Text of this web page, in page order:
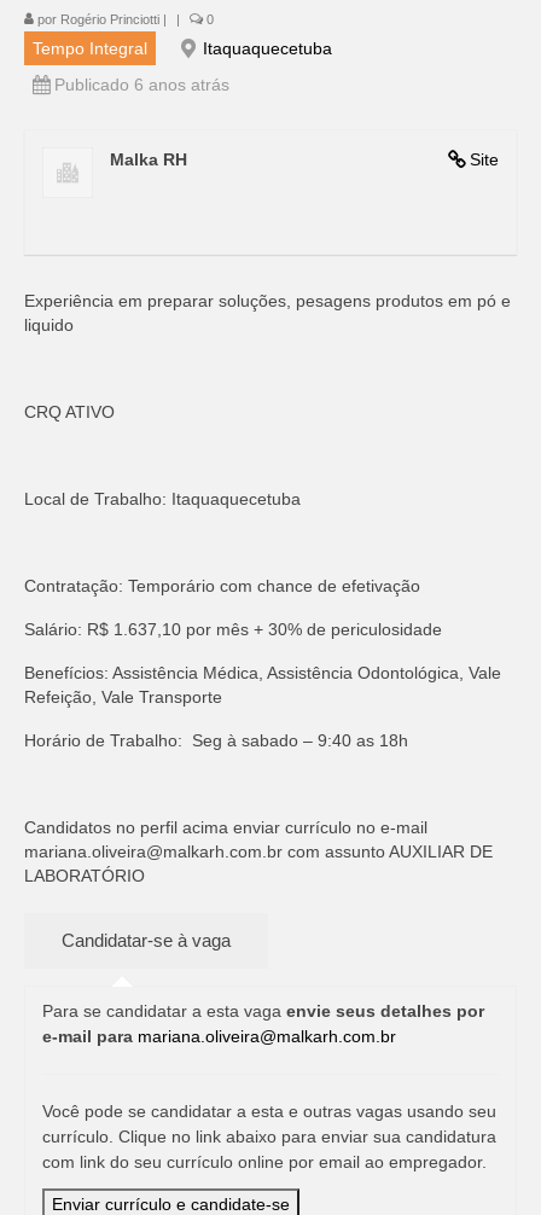
por Rogério Princiotti | | 0
Tempo Integral
Itaquaquecetuba
Publicado 6 anos atrás
Site
Malka RH
Experiência em preparar soluções, pesagens produtos em pó e
liquido
CRQ ATIVO
Local de Trabalho: Itaquaquecetuba
Contratação: Temporário com chance de efetivação
Salário: R$ 1.637,10 por mês + 30% de periculosidade
Benefícios: Assistência Médica, Assistência Odontológica, Vale
Refeição, Vale Transporte
Horário de Trabalho: Seg à sabado – 9:40 as 18h
Candidatos no perfil acima enviar currículo no e-mail
mariana.oliveira@malkarh.com.br com assunto AUXILIAR DE
LABORATÓRIO
Para se candidatar a esta vaga envie seus detalhes por
e-mail para mariana.oliveira@malkarh.com.br
Você pode se candidatar a esta e outras vagas usando seu
currículo. Clique no link abaixo para enviar sua candidatura
com link do seu currículo online por email ao empregador.